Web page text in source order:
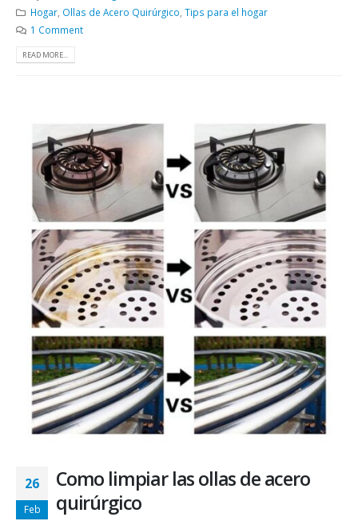
Hogar, Ollas de Acero Quirúrgico, Tips para el hogar
1 Comment
READ MORE...
26
Feb
Como limpiar las ollas de acero
quirúrgico